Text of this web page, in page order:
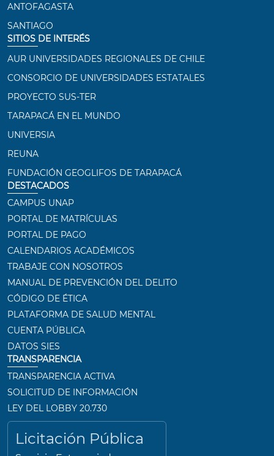
ANTOFAGASTA
SANTIAGO
SITIOS DE INTERÉS
AUR UNIVERSIDADES REGIONALES DE CHILE
CONSORCIO DE UNIVERSIDADES ESTATALES
PROYECTO SUS-TER
TARAPACÁ EN EL MUNDO
UNIVERSIA
REUNA
FUNDACIÓN GEOGLIFOS DE TARAPACÁ
DESTACADOS
CAMPUS UNAP
PORTAL DE MATRÍCULAS
PORTAL DE PAGO
CALENDARIOS ACADÉMICOS
TRABAJE CON NOSOTROS
MANUAL DE PREVENCIÓN DEL DELITO
CÓDIGO DE ÉTICA
PLATAFORMA DE SALUD MENTAL
CUENTA PÚBLICA
DATOS SIES
TRANSPARENCIA
TRANSPARENCIA ACTIVA
SOLICITUD DE INFORMACIÓN
LEY DEL LOBBY 20.730
Licitación Pública